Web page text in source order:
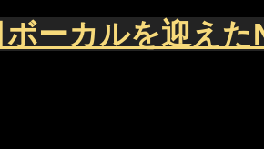
ボーカルを迎え